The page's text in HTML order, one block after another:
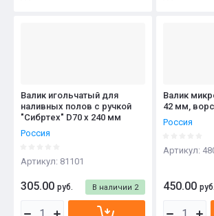
Валик игольчатый для
наливных полов с ручкой
"Сибртех" D70 x 240 мм
Россия
Артикул: 81101
В наличии 2
305.00 руб.
Валик
42 мм,
Россия
Артикул:
450.00 руб.